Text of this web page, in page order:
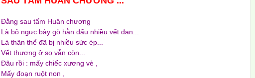
Đằng sau tấm Huân chương
Là bộ ngực bày gò hằn dấu nhiều vết đạn...
Là thân thể đã bị nhiều sức ép...
Vết thương ở sọ vẫn còn...
Đâu rồi : mấy chiếc xương vè ,
Mấy đoạn ruột non ,